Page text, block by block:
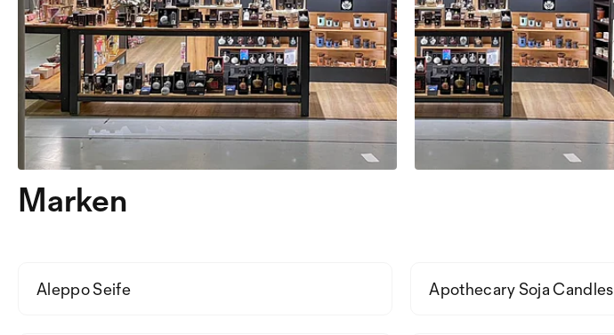
Marken
Aleppo Seife Apothecary Soja Candles